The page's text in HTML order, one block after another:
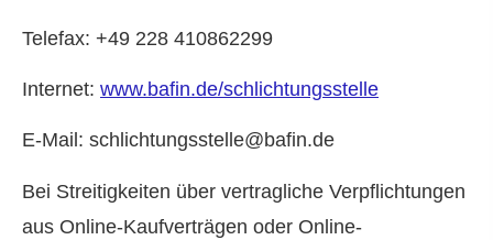
Telefax: +49 228 410862299
Internet: www.bafin.de/schlichtungsstelle
E-Mail: schlichtungsstelle@bafin.de
Bei Streitigkeiten über vertragliche Verpflichtungen
aus Online-Kaufverträgen oder Online-